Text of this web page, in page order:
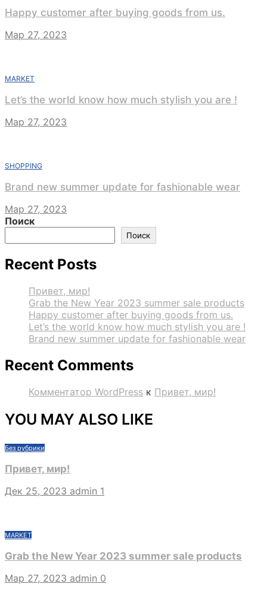
products
Happy customer after buying goods from us.
Мар 27, 2023
MARKET
Let’s the world know how much stylish you are !
Мар 27, 2023
SHOPPING
Brand new summer update for fashionable wear
Мар 27, 2023
Поиск
Поиск
Recent Posts
Привет, мир!
Grab the New Year 2023 summer sale products
Happy customer after buying goods from us.
Let’s the world know how much stylish you are !
Brand new summer update for fashionable wear
Recent Comments
Комментатор WordPress к Привет, мир!
YOU MAY ALSO LIKE
Без рубрики
Привет, мир!
Дек 25, 2023 admin 1
MARKET
Grab the New Year 2023 summer sale products
Мар 27, 2023 admin 0